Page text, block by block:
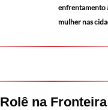
enfrentamento
mulher nas
Rolê na Fronteira